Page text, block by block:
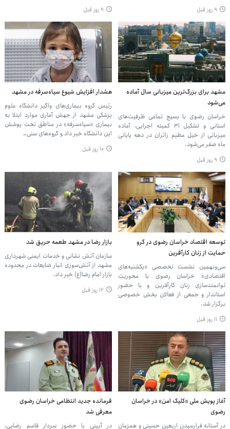
۹ روز قبل ۹ روز قبل
مشهد برای بزرگ‌ترین میزبانی سال آماده
می‌شود
خراسان رضوی با بسیج تمامی ظرفیت‌های
استانی و تشکیل ۳۱ کمیته اجرایی، آماده
میزبانی از خیل عظیم زائران در دهه پایانی
ماه صفر می‌شود.
۹ روز قبل
هشدار افزایش شیوع سیاه‌سرفه در مشهد
رئیس گروه بیماری‌های واگیر دانشگاه علوم
پزشکی مشهد از جهش آماری موارد ابتلا به
بیماری «سیاه‌سرفه» در مناطق تحت پوشش
این دانشگاه خبر داد و گروه‌های سنی…
۱۰ روز قبل
توسعه اقتصاد خراسان رضوی در گرو
حمایت از زنان کارآفرین
سی‌ونهمین نشست تخصصی «یکشنبه‌های
اقتصادی» خراسان رضوی با محوریت
توانمندسازی زنان کارآفرین و با حضور
استاندار و جمعی از فعالان بخش خصوصی
برگزار شد.
۱۱ روز قبل
بازار رضا در مشهد طعمه حریق شد
سازمان آتش نشانی و خدمات ایمنی شهرداری
مشهد از آتش‌سوزی انبار ضایعات در محدوده
بازار امام رضا(ع) خبر داد.
۱۲ روز قبل
آغاز پویش ملی «کلیک امن» در خراسان
رضوی
در آستانه فرارسیدن اربعین حسینی و همزمان
فرمانده جدید انتظامی خراسان رضوی
معرفی شد
در آیینی با حضور سردار قاسم رضایی،